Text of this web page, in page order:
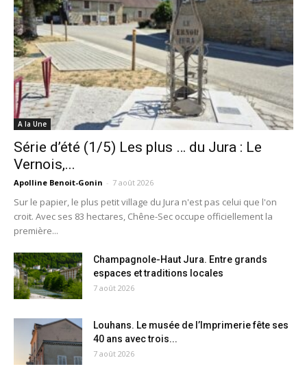
A la Une
Série d’été (1/5) Les plus … du Jura : Le
Vernois,...
Apolline Benoit-Gonin - 7 août 2026
Sur le papier, le plus petit village du Jura n'est pas celui que l'on
croit. Avec ses 83 hectares, Chêne-Sec occupe officiellement la
première...
Champagnole-Haut Jura. Entre grands
espaces et traditions locales
7 août 2026
Louhans. Le musée de l’Imprimerie fête ses
40 ans avec trois...
7 août 2026